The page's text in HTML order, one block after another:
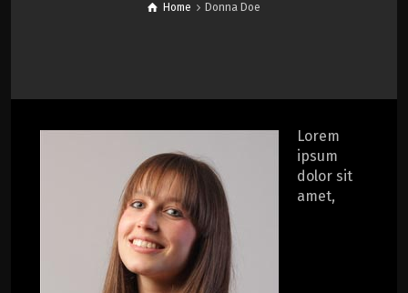
Home Donna Doe
Lorem
ipsum
dolor sit
amet,